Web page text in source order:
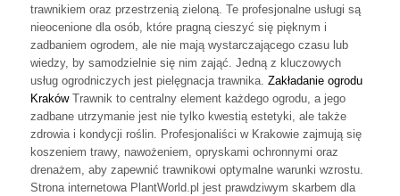
trawnikiem oraz przestrzenią zieloną. Te profesjonalne usługi są
nieocenione dla osób, które pragną cieszyć się pięknym i
zadbaniem ogrodem, ale nie mają wystarczającego czasu lub
wiedzy, by samodzielnie się nim zająć. Jedną z kluczowych
usług ogrodniczych jest pielęgnacja trawnika. Zakładanie ogrodu
KrakówTrawnik to centralny element każdego ogrodu, a jego
zadbane utrzymanie jest nie tylko kwestią estetyki, ale także
zdrowia i kondycji roślin. Profesjonaliści w Krakowie zajmują się
koszeniem trawy, nawożeniem, opryskami ochronnymi oraz
drenażem, aby zapewnić trawnikowi optymalne warunki wzrostu.
Strona internetowa PlantWorld.pl jest prawdziwym skarbem dla